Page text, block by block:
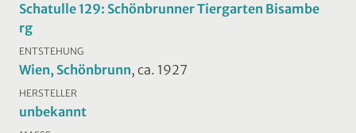
Schatulle 129: Schönbrunner Tiergarten Bisambe
rg
ENTSTEHUNG
Wien, Schönbrunn, ca. 1927
HERSTELLER
unbekannt